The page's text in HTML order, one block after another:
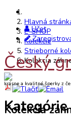
Účet
Český
krásne a kvalitné šperky z
Hlavná
E-SHOP
Kolekcie
Strieborné
Kolekcia
Kolekcia